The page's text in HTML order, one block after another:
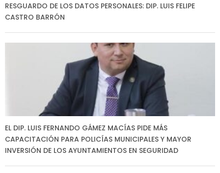
RESGUARDO DE LOS DATOS PERSONALES: DIP. LUIS FELIPE
CASTRO BARRÓN
EL DIP. LUIS FERNANDO GÁMEZ MACÍAS PIDE MÁS
CAPACITACIÓN PARA POLICÍAS MUNICIPALES Y MAYOR
INVERSIÓN DE LOS AYUNTAMIENTOS EN SEGURIDAD